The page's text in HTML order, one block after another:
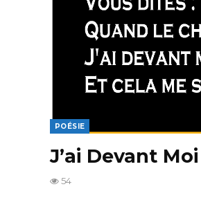
POÉSIE
J’ai Devant
54